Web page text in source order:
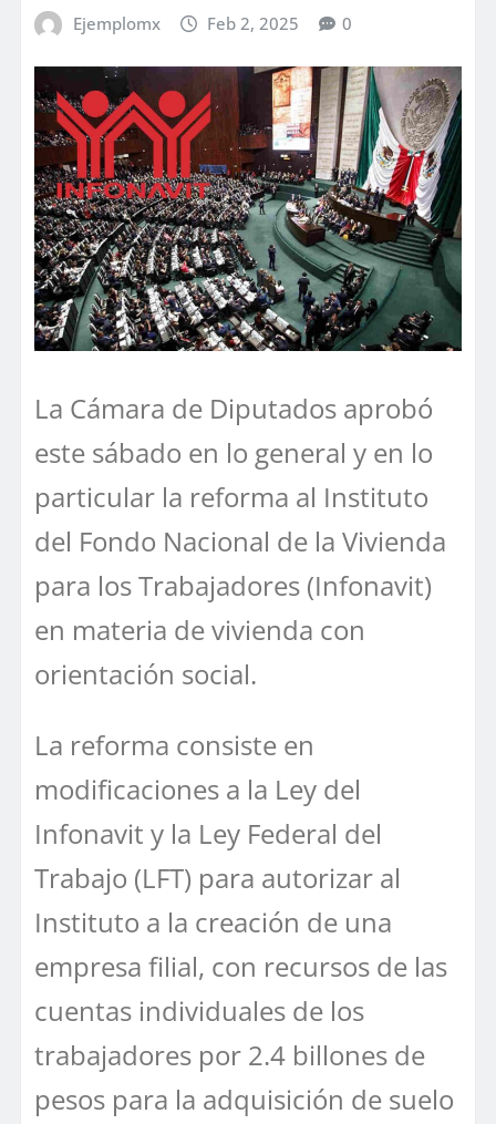
Ejemplomx Feb 2, 2025 0
La Cámara de Diputados aprobó
este sábado en lo general y en lo
particular la reforma al Instituto
del Fondo Nacional de la Vivienda
para los Trabajadores (Infonavit)
en materia de vivienda con
orientación social.
La reforma consiste en
modificaciones a la Ley del
Infonavit y la Ley Federal del
Trabajo (LFT) para autorizar al
Instituto a la creación de una
empresa filial, con recursos de las
cuentas individuales de los
trabajadores por 2.4 billones de
pesos para la adquisición de suelo